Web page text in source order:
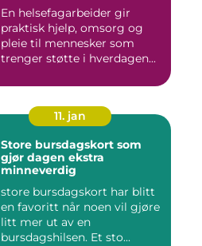
En helsefagarbeider gir
praktisk hjelp, omsorg og
pleie til mennesker som
trenger støtte i hverdagen...
11. jan
Store bursdagskort som
gjør dagen ekstra
minneverdig
store bursdagskort har blitt
en favoritt når noen vil gjøre
litt mer ut av en
bursdagshilsen. Et sto...